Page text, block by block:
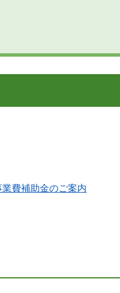
費補助金のご案内